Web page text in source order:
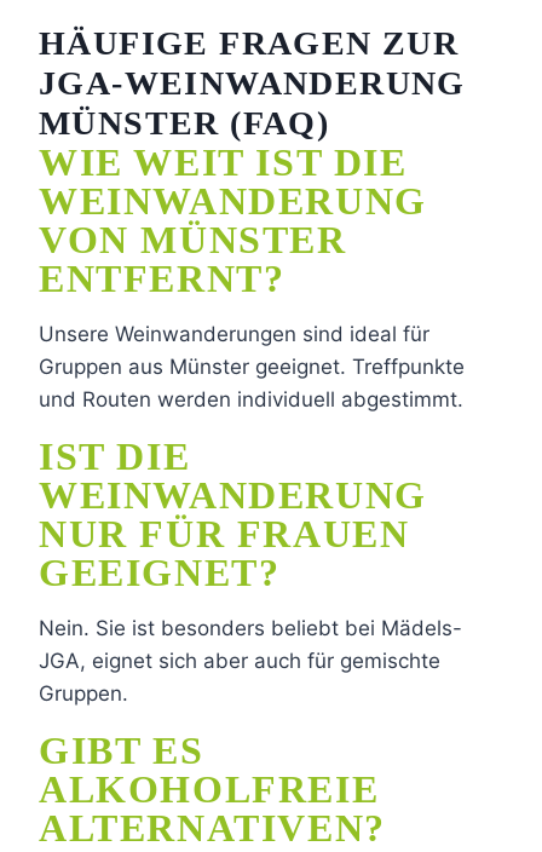
HÄUFIGE FRAGEN ZUR
JGA-WEINWANDERUNG
MÜNSTER (FAQ)
WIE WEIT IST DIE
WEINWANDERUNG
VON MÜNSTER
ENTFERNT?
Unsere Weinwanderungen sind ideal für
Gruppen aus Münster geeignet. Treffpunkte
und Routen werden individuell abgestimmt.
IST DIE
WEINWANDERUNG
NUR FÜR FRAUEN
GEEIGNET?
Nein. Sie ist besonders beliebt bei Mädels-
JGA, eignet sich aber auch für gemischte
Gruppen.
GIBT ES
ALKOHOLFREIE
ALTERNATIVEN?